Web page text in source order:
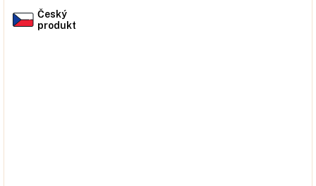
Český
produkt